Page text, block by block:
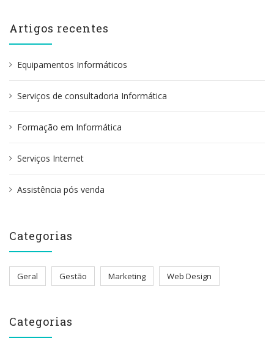
u
a
o
:
Artigos recentes
Equipamentos Informáticos
Serviços de consultadoria Informática
Formação em Informática
Serviços Internet
Assistência pós venda
Categorias
Geral Gestão Marketing Web Design
Categorias